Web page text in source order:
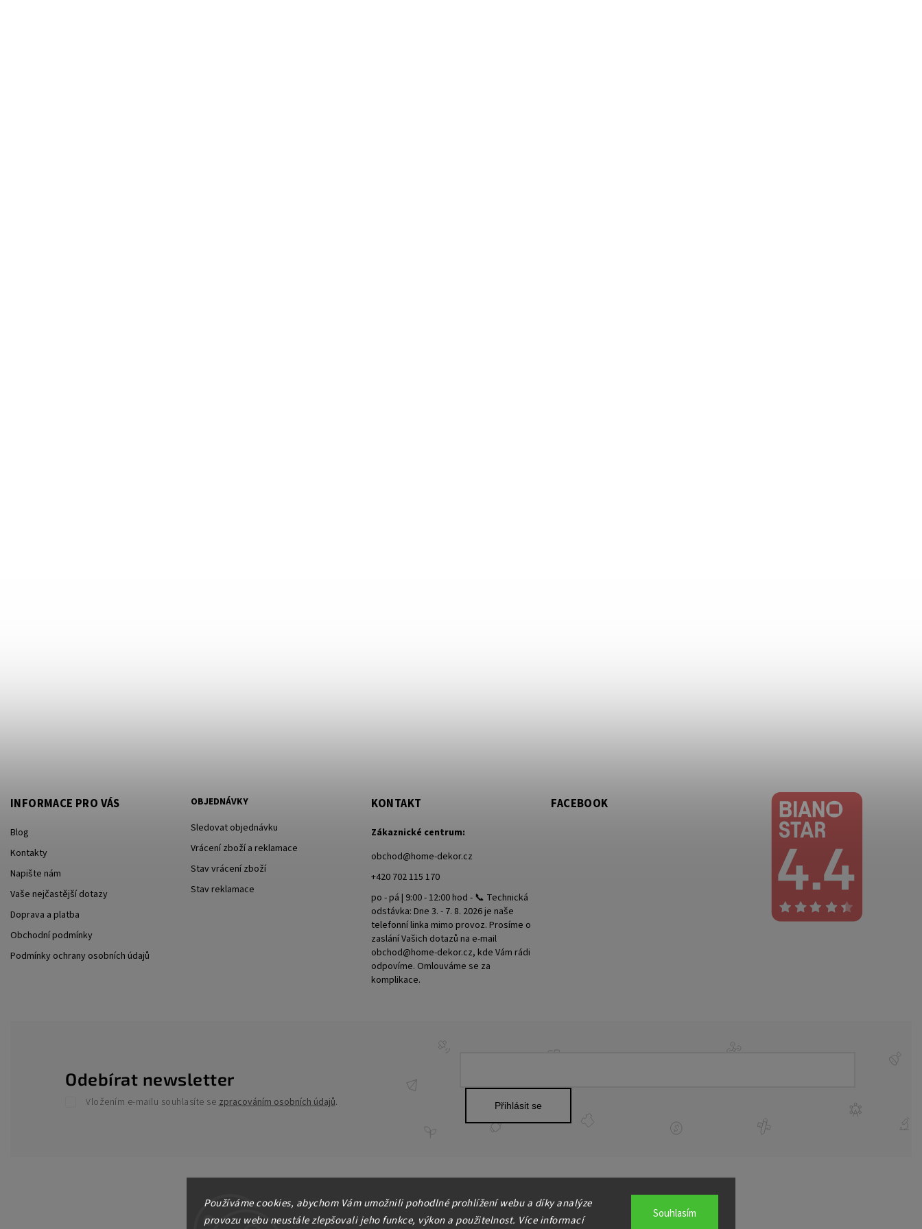
Používáme cookies, abychom Vám umožnili pohodlné prohlížení webu a díky analýze
provozu webu neustále zlepšovali jeho funkce, výkon a použitelnost. Více informací
Souhlasím
INFORMACE PRO VÁS
Blog
Kontakty
Napište nám
Vaše nejčastější dotazy
Doprava a platba
Obchodní podmínky
Podmínky ochrany osobních údajů
OBJEDNÁVKY
Sledovat objednávku
Vrácení zboží a reklamace
Stav vrácení zboží
Stav reklamace
Odebírat newsletter
Vložením e-mailu souhlasíte se zpracováním osobních údajů. Přihlásit se
KONTAKT
Zákaznické centrum:
obchod@home-dekor.cz
+420 702 115 170
po - pá | 9:00 - 12:00 hod - 📞 Technická
odstávka: Dne 3. - 7. 8. 2026 je naše
telefonní linka mimo provoz. Prosíme o
zaslání Vašich dotazů na e-mail
obchod@home-dekor.cz, kde Vám rádi
odpovíme. Omlouváme se za
komplikace.
FACEBOOK